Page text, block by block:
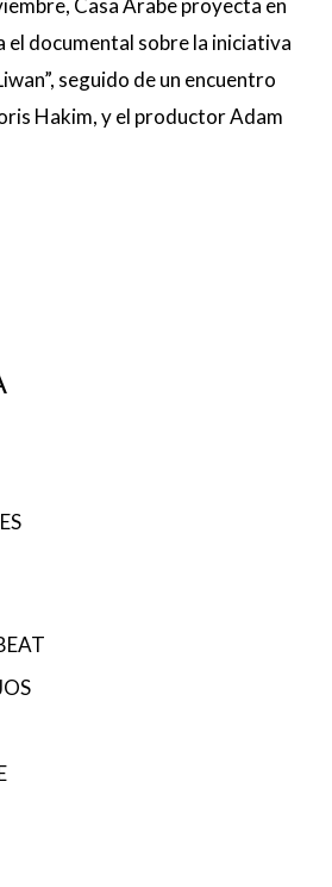
Casa Árabe proyecta en
el documental sobre la iniciativa
seguido de un encuentro
Hakim, y el productor Adam